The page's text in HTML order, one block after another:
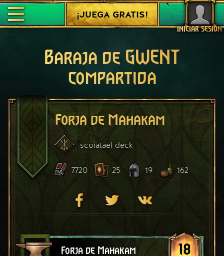
INICIAR SESIÓN
¡JUEGA GRATIS!
Baraja de GWENT
compartida
Forja de Mahakam
scoiatael deck
7720 25 19 162
Forja de Mahakam 18